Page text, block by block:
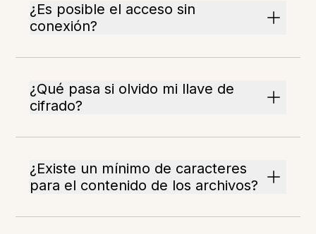
¿Es posible el acceso sin
conexión?
¿Qué pasa si olvido mi llave de
cifrado?
¿Existe un mínimo de caracteres
para el contenido de los archivos?